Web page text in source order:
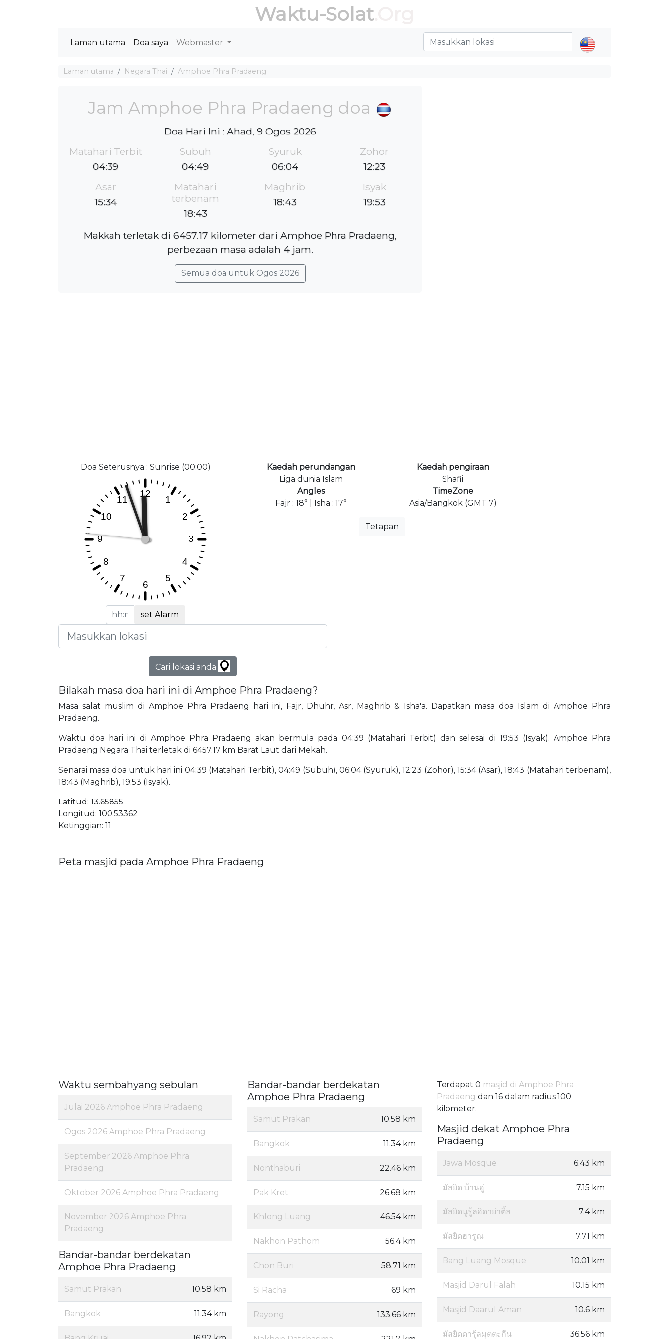
Waktu-Solat.Org
Laman utama Doa saya Webmaster
Laman utama Negara Thai Amphoe Phra Pradaeng
Jam Amphoe Phra Pradaeng doa
Doa Hari Ini : Ahad, 9 Ogos 2026
Matahari Terbit
04:39
Subuh
04:49
Syuruk
06:04
Zohor
12:23
Asar
15:34
Matahari
terbenam
18:43
Maghrib
18:43
Isyak
19:53
Makkah terletak di 6457.17 kilometer dari Amphoe Phra Pradaeng,
perbezaan masa adalah 4 jam.
Semua doa untuk Ogos 2026
Doa Seterusnya : Sunrise (00:00)
set Alarm
Kaedah perundangan
Liga dunia Islam
Kaedah pengiraan
Shafii
Angles
Fajr : 18° | Isha : 17°
TimeZone
Asia/Bangkok (GMT 7)
Tetapan
Cari lokasi anda
Bilakah masa doa hari ini di Amphoe Phra Pradaeng?
Masa salat muslim di Amphoe Phra Pradaeng hari ini, Fajr, Dhuhr, Asr, Maghrib & Isha'a. Dapatkan masa doa Islam di Amphoe Phra
Pradaeng.
Waktu doa hari ini di Amphoe Phra Pradaeng akan bermula pada 04:39 (Matahari Terbit) dan selesai di 19:53 (Isyak). Amphoe Phra
Pradaeng Negara Thai terletak di 6457.17 km Barat Laut dari Mekah.
Senarai masa doa untuk hari ini 04:39 (Matahari Terbit), 04:49 (Subuh), 06:04 (Syuruk), 12:23 (Zohor), 15:34 (Asar), 18:43 (Matahari terbenam),
18:43 (Maghrib), 19:53 (Isyak).
Latitud: 13.65855
Longitud: 100.53362
Ketinggian: 11
Peta masjid pada Amphoe Phra Pradaeng
Waktu sembahyang sebulan
Julai 2026 Amphoe Phra Pradaeng
Ogos 2026 Amphoe Phra Pradaeng
September 2026 Amphoe Phra
Pradaeng
Oktober 2026 Amphoe Phra Pradaeng
November 2026 Amphoe Phra
Pradaeng
Bandar-bandar berdekatan
Amphoe Phra Pradaeng
Samut Prakan 10.58 km
Bangkok 11.34 km
Bandar-bandar berdekatan
Amphoe Phra Pradaeng
Samut Prakan 10.58 km
Bangkok 11.34 km
Nonthaburi 22.46 km
Pak Kret 26.68 km
Khlong Luang 46.54 km
Nakhon Pathom 56.4 km
Chon Buri 58.71 km
Si Racha 69 km
Rayong 133.66 km
Terdapat 0 masjid di Amphoe Phra
Pradaeng dan 16 dalam radius 100
kilometer.
Masjid dekat Amphoe Phra
Pradaeng
Jawa Mosque 6.43 km
มัสยิด บ้านอู่ 7.15 km
มัสยิดนูรู้ลฮิดาย่าติ้ล 7.4 km
มัสยิดฮารูณ 7.71 km
Bang Luang Mosque 10.01 km
Masjid Darul Falah 10.15 km
Masjid Daarul Aman 10.6 km
มัสยิดดารุ้ลมุตตะกีน 36.56 km